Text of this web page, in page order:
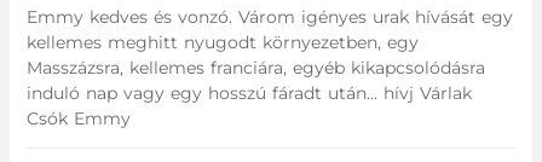
Emmy kedves és vonzó. Várom igényes urak hívását egy
kellemes meghitt nyugodt környezetben, egy
Masszázsra, kellemes franciára, egyéb kikapcsolódásra
induló nap vagy egy hosszú fáradt után... hívj Várlak
Csók Emmy